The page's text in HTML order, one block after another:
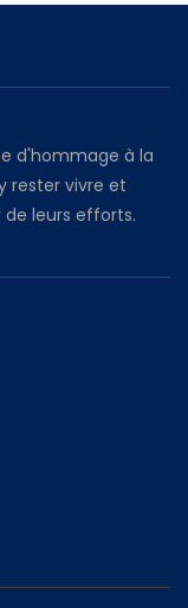
d'hommage à la
rester vivre et
leurs efforts.